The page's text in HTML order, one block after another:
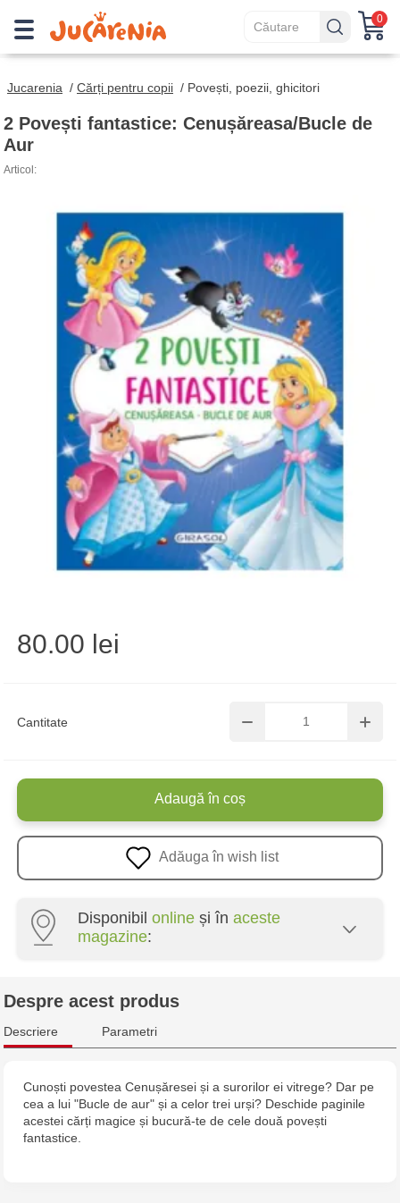
0
Jucarenia / Cărți pentru copii / Povești, poezii, ghicitori
2 Povești fantastice: Cenușăreasa/Bucle de
Aur
Articol:
Cantitate
80.00 lei
Adaugă în coș
Adăuga în wish list
Disponibil online și în aceste
magazine:
Multistore Centru - bd. Cantemir, 6
Multistore Soroca - bd. Ștefan cel Mare, 110
Despre acest produs
Descriere Parametri
Cunoști povestea Cenușăresei și a surorilor ei vitrege? Dar pe
cea a lui "Bucle de aur" și a celor trei urși? Deschide paginile
acestei cărți magice și bucură-te de cele două povești
fantastice.